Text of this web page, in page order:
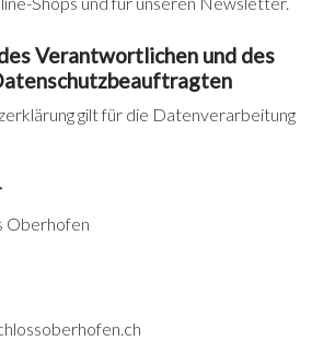
Verantwortlichen und des
gilt für die Datenverarbeitung
Oberhofen